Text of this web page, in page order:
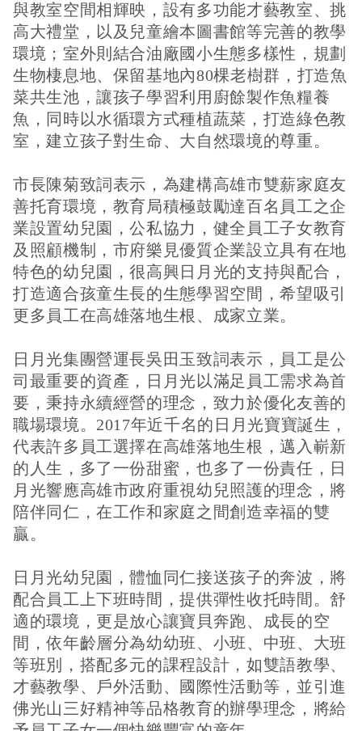
與教室空間相輝映，設有多功能才藝教室、挑
高大禮堂，以及兒童繪本圖書館等完善的教學
環境；室外則結合油廠國小生態多樣性，規劃
生物棲息地、保留基地內80棵老樹群，打造魚
菜共生池，讓孩子學習利用廚餘製作魚糧養
魚，同時以水循環方式種植蔬菜，打造綠色教
室，建立孩子對生命、大自然環境的尊重。
市長陳菊致詞表示，為建構高雄市雙薪家庭友
善托育環境，教育局積極鼓勵達百名員工之企
業設置幼兒園，公私協力，健全員工子女教育
及照顧機制，市府樂見優質企業設立具有在地
特色的幼兒園，很高興日月光的支持與配合，
打造適合孩童生長的生態學習空間，希望吸引
更多員工在高雄落地生根、成家立業。
日月光集團營運長吳田玉致詞表示，員工是公
司最重要的資產，日月光以滿足員工需求為首
要，秉持永續經營的理念，致力於優化友善的
職場環境。2017年近千名的日月光寶寶誕生，
代表許多員工選擇在高雄落地生根，邁入嶄新
的人生，多了一份甜蜜，也多了一份責任，日
月光響應高雄市政府重視幼兒照護的理念，將
陪伴同仁，在工作和家庭之間創造幸福的雙
贏。
日月光幼兒園，體恤同仁接送孩子的奔波，將
配合員工上下班時間，提供彈性收托時間。舒
適的環境，更是放心讓寶貝奔跑、成長的空
間，依年齡層分為幼幼班、小班、中班、大班
等班別，搭配多元的課程設計，如雙語教學、
才藝教學、戶外活動、國際性活動等，並引進
佛光山三好精神等品格教育的辦學理念，將給